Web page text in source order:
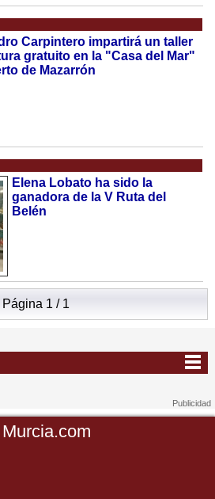
Carpintero impartirá un taller
gratuito en la "Casa del Mar"
de Mazarrón
Elena Lobato ha sido la
ganadora de la V Ruta del
Belén
Página 1 / 1
Murcia.com